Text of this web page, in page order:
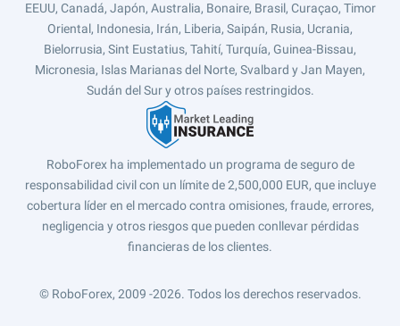
EEUU, Canadá, Japón, Australia, Bonaire, Brasil, Curaçao, Timor
Oriental, Indonesia, Irán, Liberia, Saipán, Rusia, Ucrania,
Bielorrusia, Sint Eustatius, Tahití, Turquía, Guinea-Bissau,
Micronesia, Islas Marianas del Norte, Svalbard y Jan Mayen,
Sudán del Sur y otros países restringidos.
RoboForex ha implementado un programa de seguro de
responsabilidad civil con un límite de 2,500,000 EUR, que incluye
cobertura líder en el mercado contra omisiones, fraude, errores,
negligencia y otros riesgos que pueden conllevar pérdidas
financieras de los clientes.
© RoboForex, 2009 -2026. Todos los derechos reservados.